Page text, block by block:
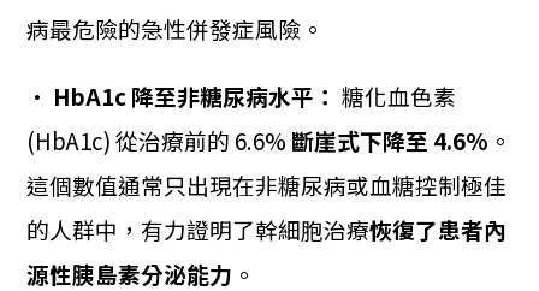
病最危險的急性併發症風險。
• HbA1c 降至非糖尿病水平： 糖化血色素
(HbA1c) 從治療前的 6.6% 斷崖式下降至 4.6% 。
這個數值通常只出現在非糖尿病或血糖控制極佳
的人群中，有力證明了幹細胞治療恢復了患者內
源性胰島素分泌能力 。